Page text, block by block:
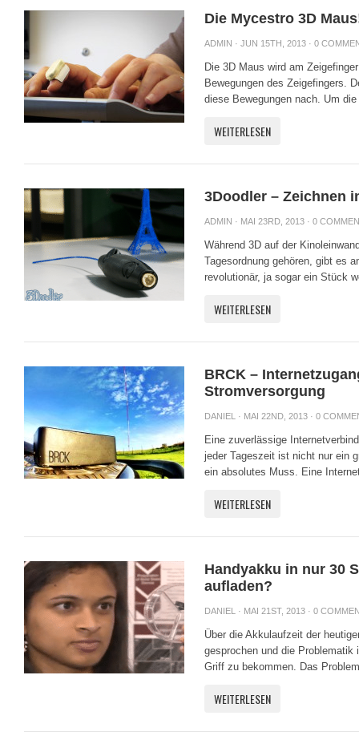
Die Mycestro 3D
ADMIN · JUN 15TH, 2013 · 0
Die 3D Maus wird am
Bewegungen des Zeigefingers.
diese Bewegungen nach. Um
WEITERLESEN
3Doodler – Zeichnen
ADMIN · MAI 23RD, 2013 · 0
Während 3D auf der
Tagesordnung gehören, gibt es
revolutionär, ja sogar ein Stück
WEITERLESEN
BRCK –
Stromversorgung
DANIEL · MAI 22ND, 2013 · 0
Eine zuverlässige
jeder Tageszeit ist nicht nur ein
ein absolutes Muss. Eine
WEITERLESEN
Handyakku in nur 30
aufladen?
DANIEL · MAI 21ST, 2013 · 0
Über die Akkulaufzeit der
gesprochen und die
Griff zu bekommen. Das
WEITERLESEN